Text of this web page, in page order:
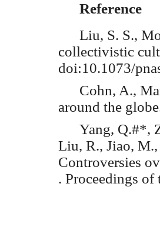
Reference
Liu, S. S.,
collectivistic
doi:10.1073/
Cohn, A.,
around the
Yang, Q.#*,
Liu, R., Jiao,
Controversies
. Proceedings of